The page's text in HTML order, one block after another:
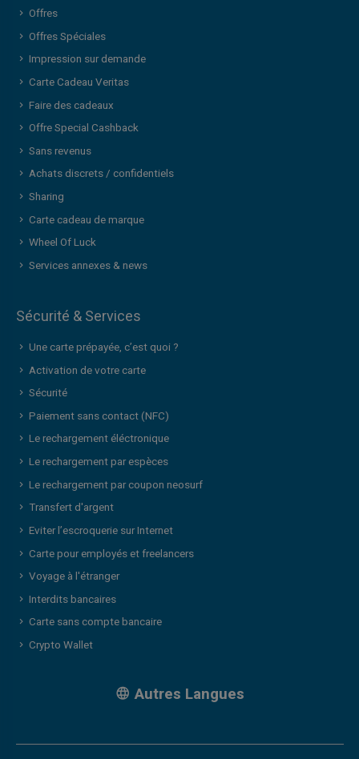
Offres
Offres Spéciales
Impression sur demande
Carte Cadeau Veritas
Faire des cadeaux
Offre Special Cashback
Sans revenus
Achats discrets / confidentiels
Sharing
Carte cadeau de marque
Wheel Of Luck
Services annexes & news
Sécurité & Services
Une carte prépayée, c’est quoi ?
Activation de votre carte
Sécurité
Paiement sans contact (NFC)
Le rechargement éléctronique
Le rechargement par espèces
Le rechargement par coupon neosurf
Transfert d'argent
Eviter l’escroquerie sur Internet
Carte pour employés et freelancers
Voyage à l'étranger
Interdits bancaires
Carte sans compte bancaire
Crypto Wallet
Autres Langues